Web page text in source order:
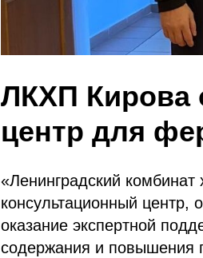
ЛКХП Кирова
центр для
«Ленинградский
консультационный центр,
оказание экспертной
содержания и повышения